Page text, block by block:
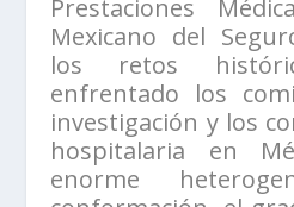
Prestaciones
Mexicano del
los retos
enfrentado los
investigación y los
hospitalaria en
enorme